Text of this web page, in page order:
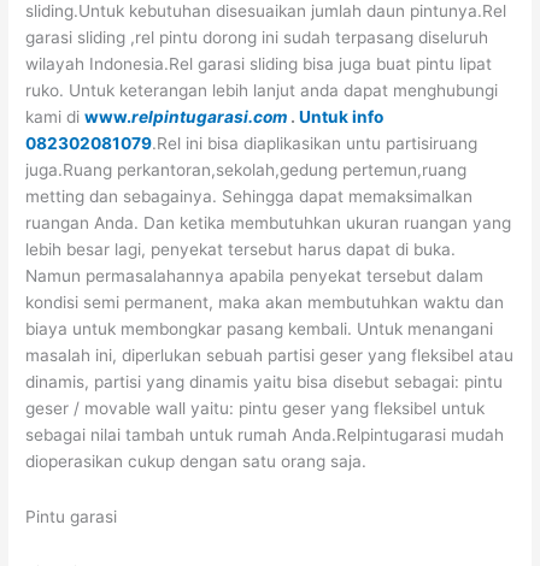
sliding.Untuk kebutuhan disesuaikan jumlah daun pintunya.Rel
garasi sliding ,rel pintu dorong ini sudah terpasang diseluruh
wilayah Indonesia.Rel garasi sliding bisa juga buat pintu lipat
ruko. Untuk keterangan lebih lanjut anda dapat menghubungi
kami diwww.relpintugarasi.com .Untuk info
082302081079.Rel ini bisa diaplikasikan untu partisiruang
juga.Ruang perkantoran,sekolah,gedung pertemun,ruang
metting dan sebagainya. Sehingga dapat memaksimalkan
ruangan Anda. Dan ketika membutuhkan ukuran ruangan yang
lebih besar lagi, penyekat tersebut harus dapat di buka.
Namun permasalahannya apabila penyekat tersebut dalam
kondisi semi permanent, maka akan membutuhkan waktu dan
biaya untuk membongkar pasang kembali. Untuk menangani
masalah ini, diperlukan sebuah partisi geser yang fleksibel atau
dinamis, partisi yang dinamis yaitu bisa disebut sebagai: pintu
geser / movable wall yaitu: pintu geser yang fleksibel untuk
sebagai nilai tambah untuk rumah Anda.Relpintugarasi mudah
dioperasikan cukup dengan satu orang saja.
Pintu garasi